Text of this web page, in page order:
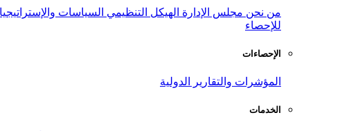
من نحن مجلس الإدارة الهيكل التنظيمي السياسات
للإحصاء
الإحصاءات
المؤشرات والتقارير الدولية
الخدمات